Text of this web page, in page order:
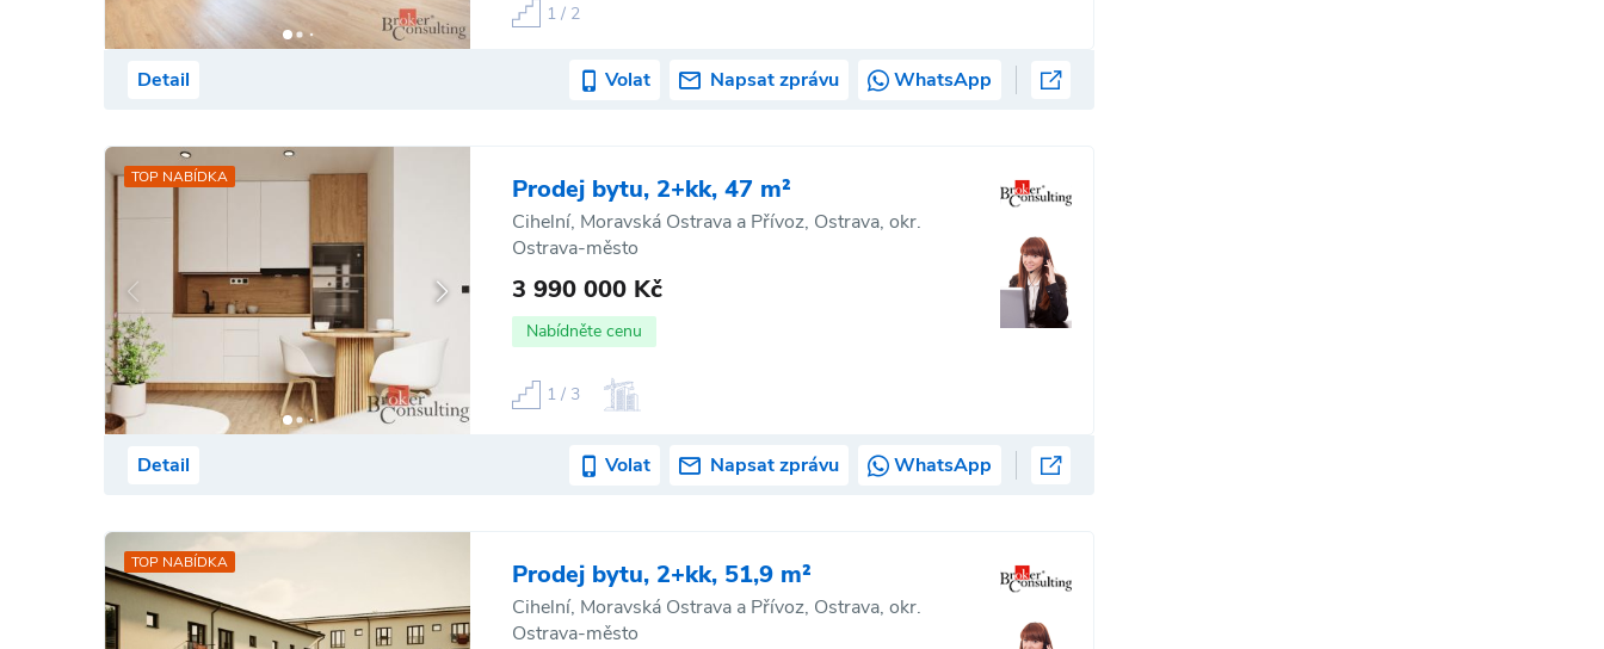
1 / 2
Detail Volat Napsat zprávu WhatsApp
TOP NABÍDKA Prodej bytu, 2+kk, 47 m²
Cihelní, Moravská Ostrava a Přívoz, Ostrava, okr.
Ostrava-město
3 990 000 Kč
Nabídněte cenu
1 / 3
Detail Volat Napsat zprávu WhatsApp
TOP NABÍDKA Prodej bytu, 2+kk, 51,9 m²
Cihelní, Moravská Ostrava a Přívoz, Ostrava, okr.
Ostrava-město